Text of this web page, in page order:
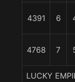
4391 6
4768 7
LUCKY